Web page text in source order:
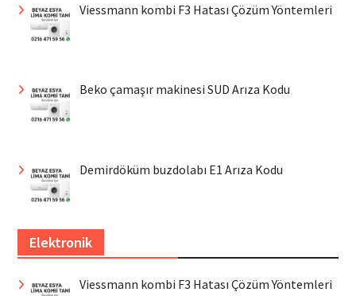
Viessmann kombi F3 Hatası Çözüm Yöntemleri
Beko çamaşır makinesi SUD Arıza Kodu
Demirdöküm buzdolabı E1 Arıza Kodu
Elektronik
Viessmann kombi F3 Hatası Çözüm Yöntemleri